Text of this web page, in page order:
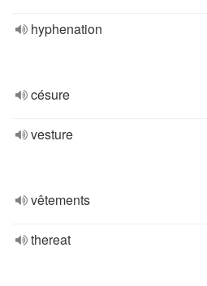
hyphenation
césure
vesture
vêtements
thereat